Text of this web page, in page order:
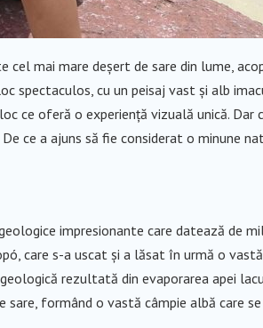
mai mare deșert de sare din lume,
spectaculos, cu un peisaj vast și alb
ce oferă o experiență vizuală unică. Dar
ce a ajuns să fie considerat o minune
impresionante care datează de
care s-a uscat și a lăsat în urmă o
rezultată din evaporarea apei
sare, formând o vastă câmpie albă care